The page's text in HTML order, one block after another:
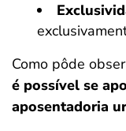
Como pôde
é possível se
aposentadoria